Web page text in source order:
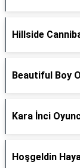
Hillside
Beautiful Boy
Kara İnci
Hoşgeldin